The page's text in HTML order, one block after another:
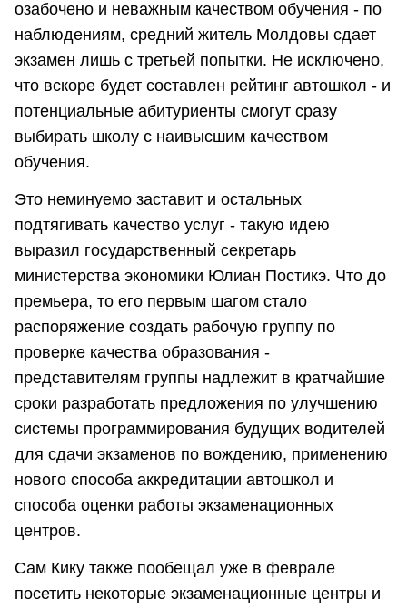
озабочено и неважным качеством обучения - по
наблюдениям, средний житель Молдовы сдает
экзамен лишь с третьей попытки. Не исключено,
что вскоре будет составлен рейтинг автошкол - и
потенциальные абитуриенты смогут сразу
выбирать школу с наивысшим качеством
обучения.
Это неминуемо заставит и остальных
подтягивать качество услуг - такую идею
выразил государственный секретарь
министерства экономики Юлиан Постикэ. Что до
премьера, то его первым шагом стало
распоряжение создать рабочую группу по
проверке качества образования -
представителям группы надлежит в кратчайшие
сроки разработать предложения по улучшению
системы программирования будущих водителей
для сдачи экзаменов по вождению, применению
нового способа аккредитации автошкол и
способа оценки работы экзаменационных
центров.
Сам Кику также пообещал уже в феврале
посетить некоторые экзаменационные центры и